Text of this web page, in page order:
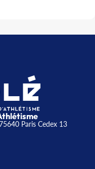
Paris Cedex 13